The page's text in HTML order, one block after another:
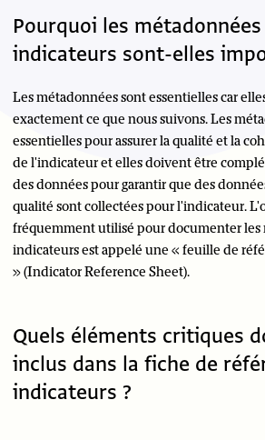
Pourquoi les métadonnées
indicateurs sont-elles
Les métadonnées sont essentielles car
exactement ce que nous suivons. Les
essentielles pour assurer la qualité et la
de l'indicateur et elles doivent être
des données pour garantir que des
qualité sont collectées pour l'indicateur.
fréquemment utilisé pour documenter les
indicateurs est appelé une « feuille de
» (Indicator Reference Sheet).
Quels éléments critiques
inclus dans la fiche de
indicateurs ?